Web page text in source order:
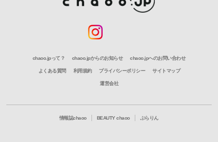
chaoo.jpって？ chaoo.jpからのお知らせ chaoo.jpへのお問い合わせ
よくある質問 利用規約 プライバシーポリシー サイトマップ
運営会社
情報誌chaoo BEAUTY chaoo ぶらりん